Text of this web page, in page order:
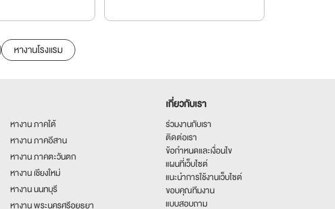
หางานโรงแรม
หางาน ภาคใต้
หางาน ภาคอีสาน
หางาน ภาคตะวันตก
หางาน เชียงใหม่
หางาน นนทบุรี
หางาน พระนครศรีอยุธยา
เกี่ยวกับเรา
ร่วมงานกับเรา
ติดต่อเรา
ข้อกำหนดและเงื่อนไข
แผนที่เว็บไซต์
แนะนำการใช้งานเว็บไซต์
ขอบคุณทีมงาน
แบบสอบถาม